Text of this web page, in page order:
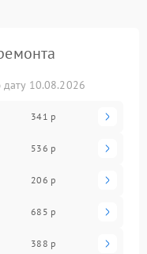
10.08.2026
341 р
536 р
206 р
685 р
388 р